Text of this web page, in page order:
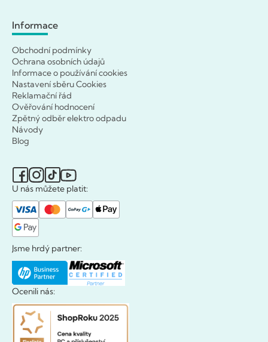
Informace
Obchodní podmínky
Ochrana osobních údajů
Informace o používání cookies
Nastavení sběru Cookies
Reklamační řád
Ověřování hodnocení
Zpětný odběr elektro odpadu
Návody
Blog
U nás můžete platit:
Jsme hrdý partner:
Ocenili nás: